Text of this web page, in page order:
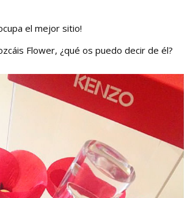
el mejor sitio!
Flower, ¿qué os puedo decir de él?